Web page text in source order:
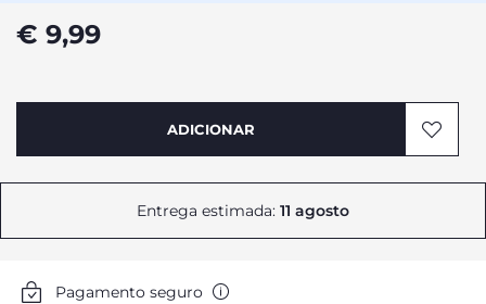
€ 9,99
ADICIONAR
Entrega estimada: 11 agosto
Pagamento seguro